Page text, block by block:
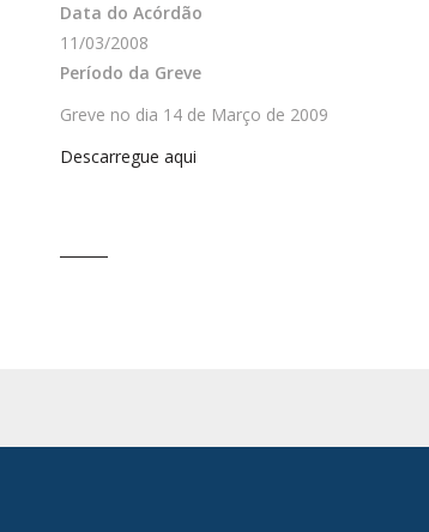
Data do Acórdão
11/03/2008
Período da Greve
Greve no dia 14 de Março de 2009
Descarregue aqui